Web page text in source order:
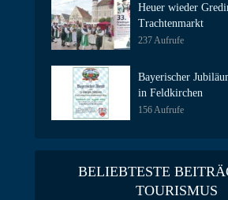
Heuer wieder
Trachtenmarkt
237 Aufrufe
Bayerischer
in Feldkirchen
156 Aufrufe
BELIEBTESTE
TOURISMUS